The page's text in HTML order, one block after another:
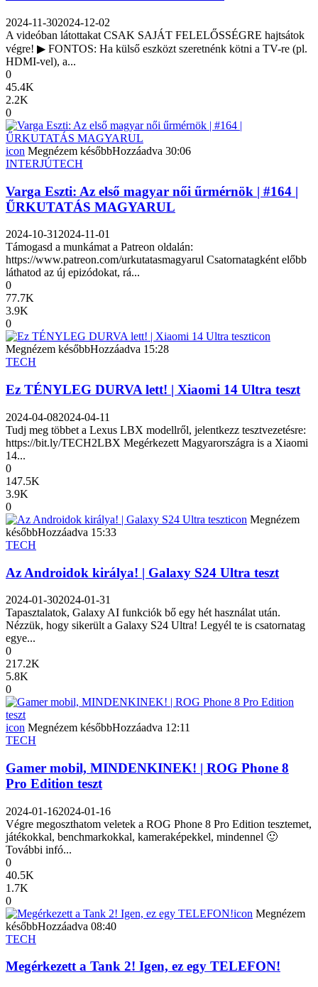
2024-11-302024-12-02
A videóban látottakat CSAK SAJÁT FELELŐSSÉGRE hajtsátok
végre! ▶ FONTOS: Ha külső eszközt szeretnénk kötni a TV-re (pl.
HDMI-vel), a...
0
45.4K
2.2K
0
icon Megnézem későbbHozzáadva 30:06
INTERJÚTECH
Varga Eszti: Az első magyar női űrmérnök | #164 |
ŰRKUTATÁS MAGYARUL
2024-10-312024-11-01
Támogasd a munkámat a Patreon oldalán:
https://www.patreon.com/urkutatasmagyarul Csatornatagként előbb
láthatod az új epizódokat, rá...
0
77.7K
3.9K
0
icon
Megnézem későbbHozzáadva 15:28
TECH
Ez TÉNYLEG DURVA lett! | Xiaomi 14 Ultra teszt
2024-04-082024-04-11
Tudj meg többet a Lexus LBX modellről, jelentkezz tesztvezetésre:
https://bit.ly/TECH2LBX Megérkezett Magyarországra is a Xiaomi
14...
0
147.5K
3.9K
0
icon Megnézem
későbbHozzáadva 15:33
TECH
Az Androidok királya! | Galaxy S24 Ultra teszt
2024-01-302024-01-31
Tapasztalatok, Galaxy AI funkciók bő egy hét használat után.
Nézzük, hogy sikerült a Galaxy S24 Ultra! Legyél te is csatornatag
egye...
0
217.2K
5.8K
0
icon Megnézem későbbHozzáadva 12:11
TECH
Gamer mobil, MINDENKINEK! | ROG Phone 8
Pro Edition teszt
2024-01-162024-01-16
Végre megoszthatom veletek a ROG Phone 8 Pro Edition tesztemet,
játékokkal, benchmarkokkal, kameraképekkel, mindennel 🙂
További infó...
0
40.5K
1.7K
0
icon Megnézem
későbbHozzáadva 08:40
TECH
Megérkezett a Tank 2! Igen, ez egy TELEFON!